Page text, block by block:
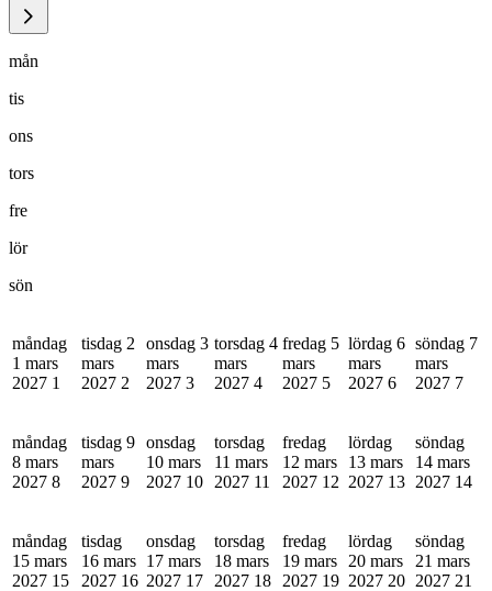
mån
tis
ons
tors
fre
lör
sön
måndag
1 mars
2027 1
tisdag 2
mars
2027 2
onsdag 3
mars
2027 3
torsdag 4
mars
2027 4
fredag 5
mars
2027 5
lördag 6
mars
2027 6
söndag 7
mars
2027 7
måndag
8 mars
2027 8
tisdag 9
mars
2027 9
onsdag
10 mars
2027 10
torsdag
11 mars
2027 11
fredag
12 mars
2027 12
lördag
13 mars
2027 13
söndag
14 mars
2027 14
måndag
15 mars
2027 15
tisdag
16 mars
2027 16
onsdag
17 mars
2027 17
torsdag
18 mars
2027 18
fredag
19 mars
2027 19
lördag
20 mars
2027 20
söndag
21 mars
2027 21